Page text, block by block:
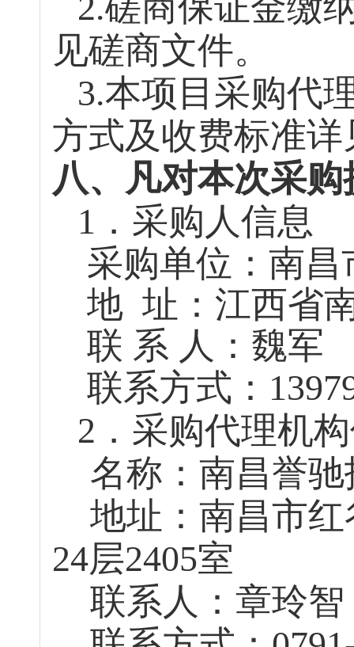
见磋商文件。
3.本项目采购代
方式及收费标准
八、凡对本次采
1．采购人信息
采购单位： 南昌
地 址： 江西省
联 系 人：魏军
联系方式：
2．采购代理机
名称：南昌誉
地址： 南昌市
24层2405室
联系人： 章玲智